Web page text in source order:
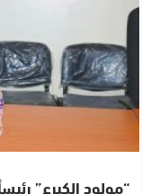
“مولود الكيرع”